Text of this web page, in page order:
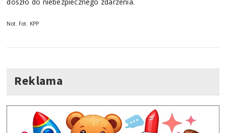
doszło do niebezpiecznego zdarzenia.
Not. Fot. KPP
Reklama